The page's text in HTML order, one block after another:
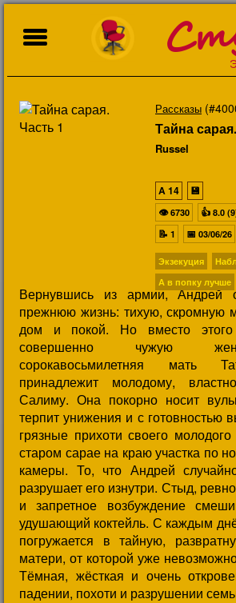
Рассказы
Тайна
Russel
Вернувшись из армии, Андрей
прежнюю жизнь: тихую, скромную
дом и покой. Но вместо
совершенно чужую
сорокавосьмилетняя мать
принадлежит молодому,
Салиму. Она покорно носит
терпит унижения и с готовностью
грязные прихоти своего
старом сарае на краю участка по
камеры. То, что Андрей
разрушает его изнутри. Стыд,
и запретное возбуждение
удушающий коктейль. С каждым
погружается в тайную,
матери, от которой уже
Тёмная, жёсткая и очень
падении, похоти и разрушении
A14
💾
👁6730 👍 8.0
📝 1 📅 03/06/26
Экзекуция
А в попку лучше